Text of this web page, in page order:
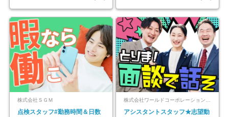
株式会社ＳＧＭ
点検スタッフ#勤務時間＆日数
アシスタントスタッフ★志望動